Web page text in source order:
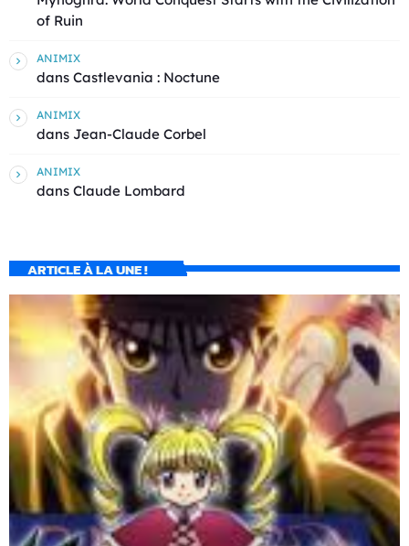
of Ruin
ANIMIX
dans Castlevania : Noctune
ANIMIX
dans Jean-Claude Corbel
ANIMIX
dans Claude Lombard
ARTICLE À LA UNE !